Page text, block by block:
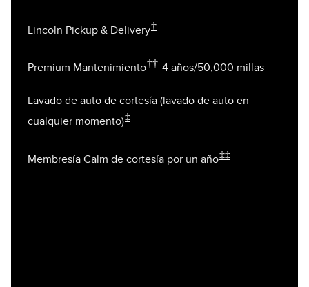
Lincoln Pickup & Delivery†
Premium Mantenimiento†† 4 años/50,000 millas
Lavado de auto de cortesía (lavado de auto en
cualquier momento)‡
Membresía Calm de cortesía por un año‡‡